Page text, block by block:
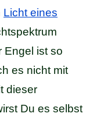
Licht eines
Engel ist so
es nicht mit
dieser
Du es selbst